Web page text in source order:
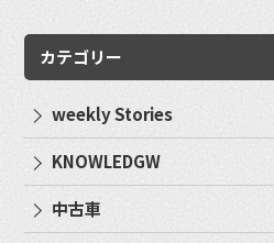
カテゴリー
weekly Stories
KNOWLEDGW
中古車